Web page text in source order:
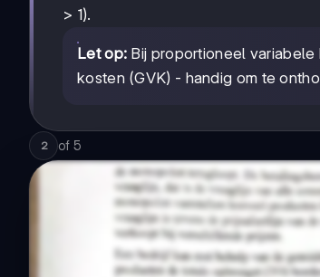
> 1).
Let op: Bij proportioneel
kosten (GVK) - handig om te
2 of 5